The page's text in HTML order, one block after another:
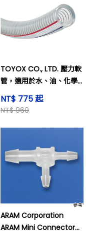
TOYOX CO., LTD. 壓力軟
管，適用於水、油、化學
品及空氣 (用於工廠設備及
機械配管) TOYOSPRING
26.0 mm 長度 1 m 及其
NT$ 775 起
NT$ 969
ARAM Corporation
ARAM Mini Connector